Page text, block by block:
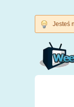
Jesteś